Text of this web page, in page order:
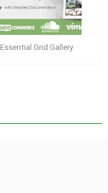
Essential Grid Gallery